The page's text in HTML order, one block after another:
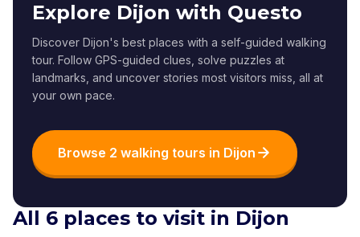
Explore Dijon with Questo
Discover Dijon's best places with a self-guided walking
tour. Follow GPS-guided clues, solve puzzles at
landmarks, and uncover stories most visitors miss, all at
your own pace.
Browse 2 walking tours in Dijon
All 6 places to visit in Dijon